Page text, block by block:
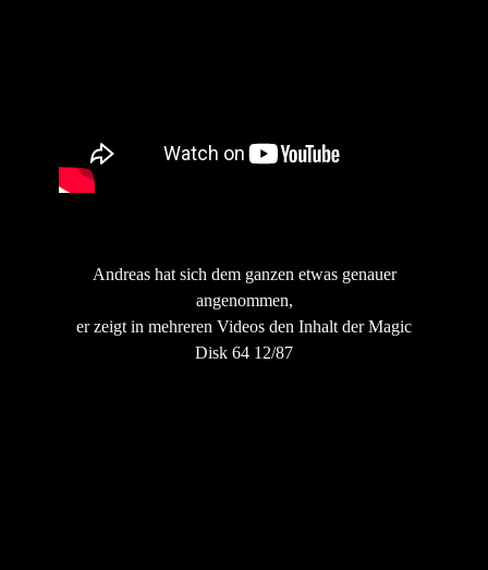
Andreashat sich dem ganzen etwas genauer
angenommen,
er zeigt in mehreren Videos den Inhalt der Magic
Disk 64 12/87